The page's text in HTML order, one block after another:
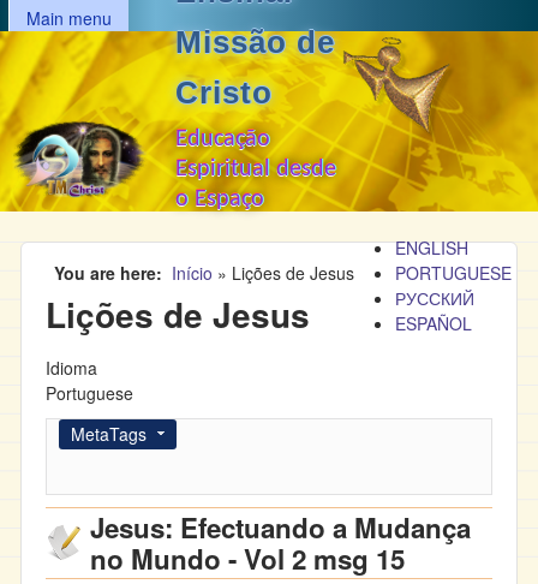
principal
MAIN MENU
Main menu
Missão de
Cristo
Educação
Espiritual desde
o Espaço
ENGLISH
PORTUGUESE
РУССКИЙ
ESPAÑOL
You are here Início » Lições de Jesus
Lições de Jesus
Idioma
Portuguese
Esconder
MetaTags
Jesus: Efectuando a Mudança
no Mundo - Vol 2 msg 15